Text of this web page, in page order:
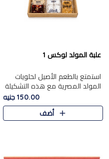
علبة المولد لوكس 1
استمتع بالطعم الأصيل لحلويات
المولد المصرية مع هذه التشكيلة
المختارة بعناية من 9 قطع. تتضمن
التشكيلة جوزرية مع فول،ملبان
150.00 جنيه
أضف